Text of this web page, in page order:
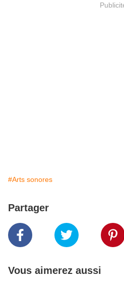
#Arts sonores
Partager
Vous aimerez aussi